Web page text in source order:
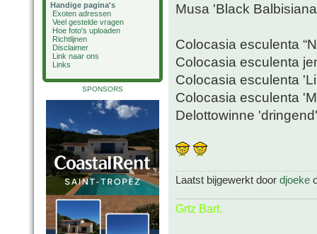
Handige pagina's
Exoten adressen
Veel gestelde vragen
Hoe foto's uploaden
Richtlijnen
Disclaimer
Link naar ons
Links
SPONSORS
Musa 'Black
Colocasia esculenta
Colocasia esculenta
Colocasia esculenta
Colocasia esculenta
Delottowinne
Laatst bijgewerkt door djoeke
Grtz Bart.